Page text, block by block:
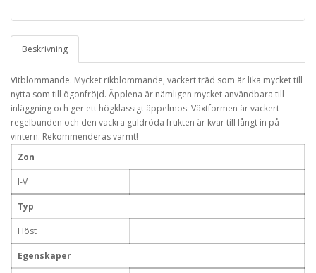
Beskrivning
Vitblommande. Mycket rikblommande, vackert träd som är lika mycket till
nytta som till ögonfröjd. Äpplena är nämligen mycket användbara till
inläggning och ger ett högklassigt äppelmos. Växtformen är vackert
regelbunden och den vackra guldröda frukten är kvar till långt in på
vintern. Rekommenderas varmt!
Zon
I-V
Typ
Höst
Egenskaper